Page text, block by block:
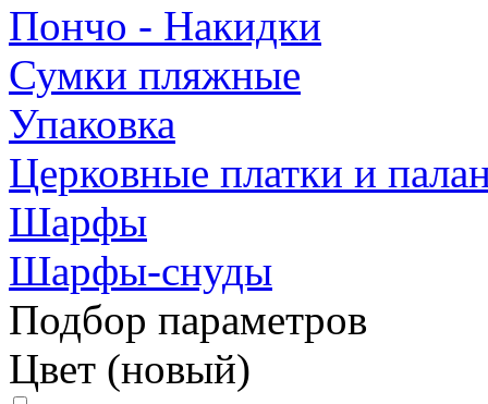
Пончо - Накидки
Сумки пляжные
Упаковка
Церковные платки и
Шарфы
Шарфы-снуды
Подбор параметров
Цвет (новый)